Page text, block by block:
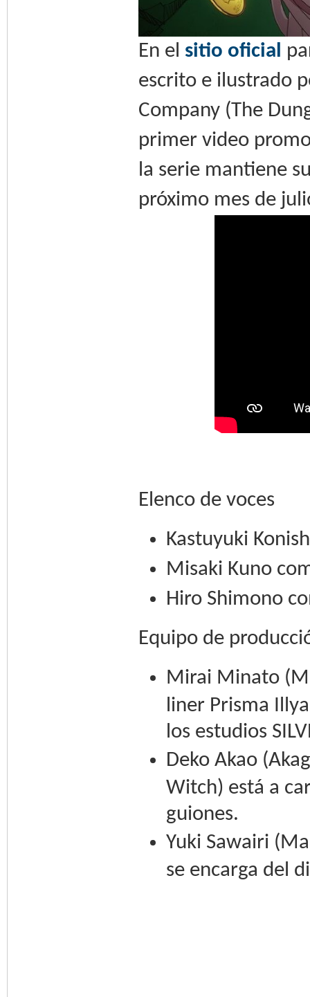
En el sitio oficial
escrito e ilustrado
Company (The
primer video
la serie mantiene
próximo mes de
Elenco de voces
Kastuyuki
Misaki Kuno
Hiro Shimono
Equipo de
Mirai Minato
liner Prisma
los estudios
Deko Akao
Witch) está a
guiones.
Yuki Sawairi
se encarga del